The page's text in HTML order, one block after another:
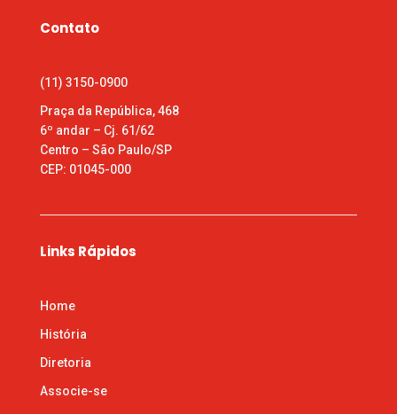
Contato
(11) 3150-0900
Praça da República, 468
6º andar – Cj. 61/62
Centro – São Paulo/SP
CEP: 01045-000
Links Rápidos
Home
História
Diretoria
Associe-se